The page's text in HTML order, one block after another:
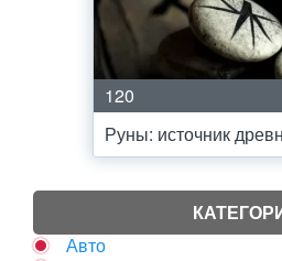
120
Руны: источник
Авто